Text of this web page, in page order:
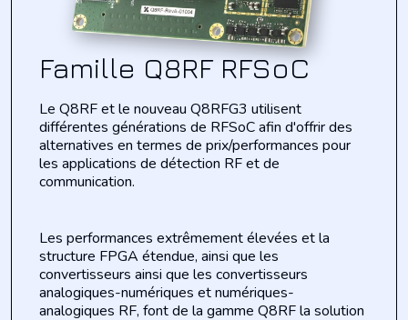
Famille Q8RF RFSoC
Le Q8RF et le nouveau Q8RFG3 utilisent
différentes générations de RFSoC afin d'offrir des
alternatives en termes de prix/performances pour
les applications de détection RF et de
communication.
Les performances extrêmement élevées et la
structure FPGA étendue, ainsi que les
convertisseurs ainsi que les convertisseurs
analogiques-numériques et numériques-
analogiques RF, font de la gamme Q8RF la solution